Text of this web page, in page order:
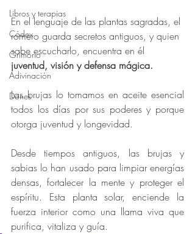
Libros y terapias
Códex
Grimorio
Adivinación
Dones
En el lenguaje de las plantas sagradas, el
romero guarda secretos antiguos, y quien
sabe escucharlo, encuentra en él
juventud, visión y defensa mágica.
Las brujas lo tomamos en aceite esencial
todos los días por sus poderes y porque
otorga juventud y longevidad.
Desde tiempos antiguos, las brujas y
sabias lo han usado para limpiar energías
densas, fortalecer la mente y proteger el
espíritu. Esta planta solar, enciende la
fuerza interior como una llama viva que
purifica, vitaliza y guía.